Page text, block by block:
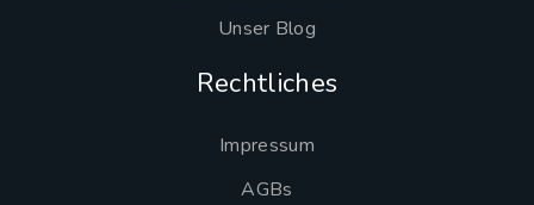
Unser Blog
Rechtliches
Impressum
AGBs